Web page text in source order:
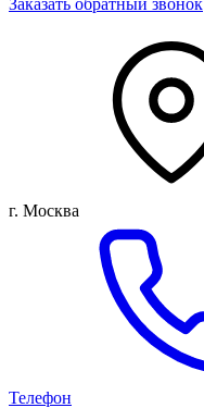
Заказать обратный звонок
г. Москва
Телефон